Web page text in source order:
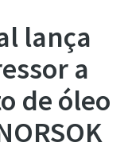
lança
a
de óleo